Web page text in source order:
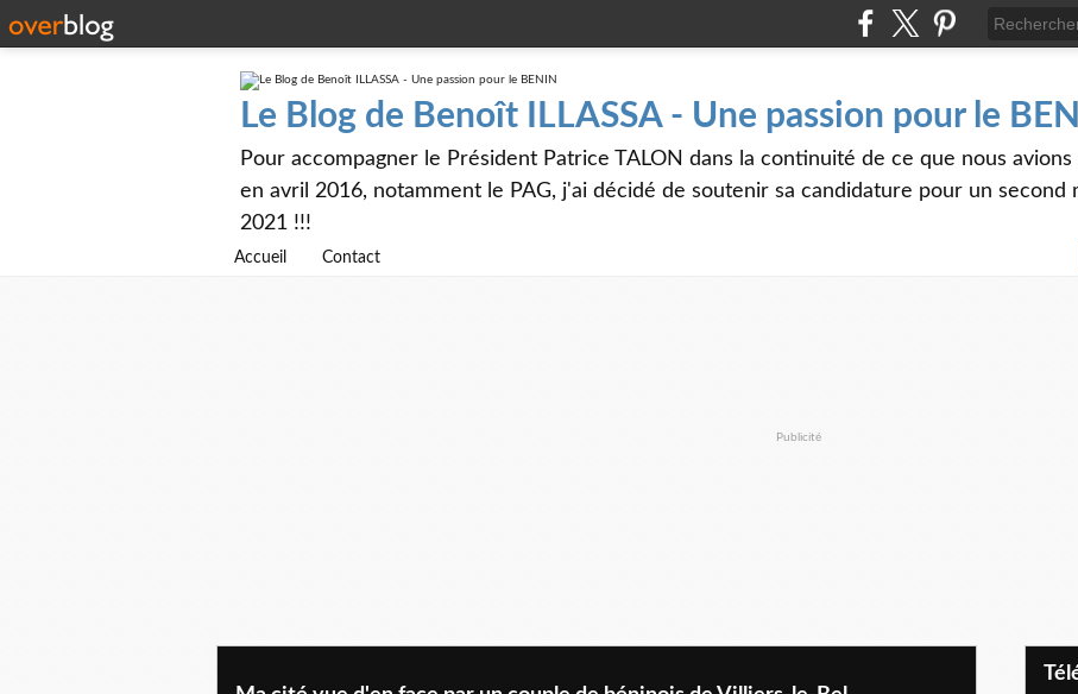
Le Blog de Benoît ILLASSA - Une passion pour le
Pour accompagner le Président Patrice TALON dans la continuité de ce que nous
en avril 2016, notamment le PAG, j'ai décidé de soutenir sa candidature pour un second
2021 !!!
Accueil Contact
Publicité
Téléchargez le projet de société